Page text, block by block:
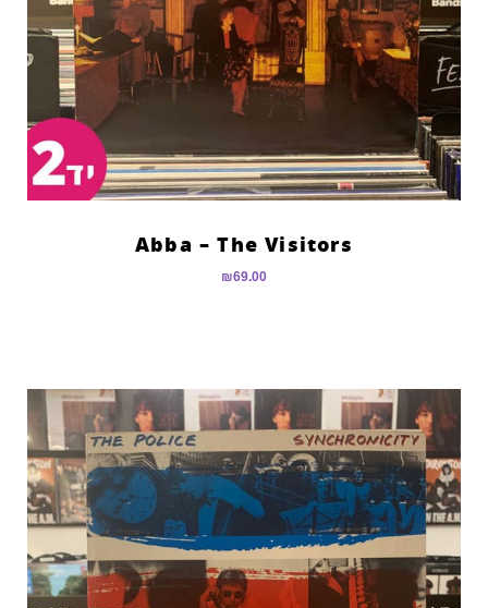
Abba – The Visitors
₪69.00